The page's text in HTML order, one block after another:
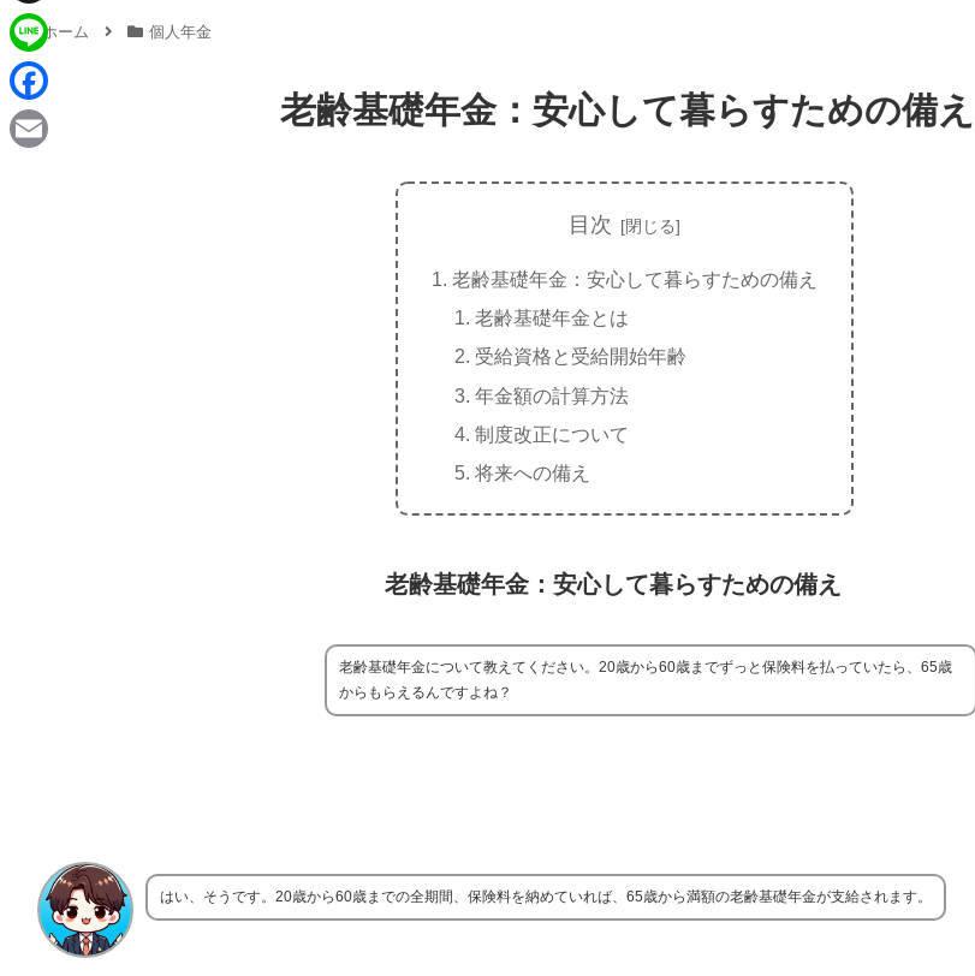
ホーム 個人年金
老齢基礎年金：安心して暮らすための備え
目次
老齢基礎年金：安心して暮らすための備え
老齢基礎年金とは
受給資格と受給開始年齢
年金額の計算方法
制度改正について
将来への備え
老齢基礎年金：安心して暮らすための備え
老齢基礎年金について教えてください。20歳から60歳までずっと保険料を払っていたら、65歳
からもらえるんですよね？
はい、そうです。20歳から60歳までの全期間、保険料を納めていれば、65歳から満額の老齢基礎年金が支給されます。
e
d
d
i
X
L
n
F